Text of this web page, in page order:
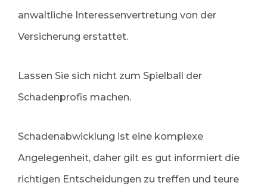
anwaltliche Interessenvertretung von der
Versicherung erstattet.
Lassen Sie sich nicht zum Spielball der
Schadenprofis machen.
Schadenabwicklung ist eine komplexe
Angelegenheit, daher gilt es gut informiert die
richtigen Entscheidungen zu treffen und teure